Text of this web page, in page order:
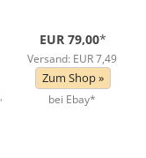
EUR 79,00*
Versand: EUR 7,49
Zum Shop »
bei Ebay*